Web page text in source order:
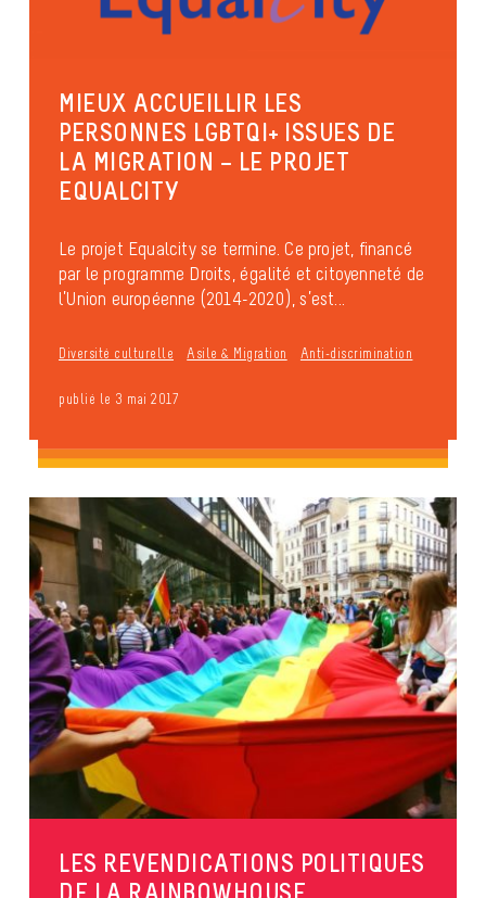
MIEUX ACCUEILLIR LES
PERSONNES LGBTQI+ ISSUES DE
LA MIGRATION – LE PROJET
EQUALCITY
Le projet Equalcity se termine. Ce projet, financé
par le programme Droits, égalité et citoyenneté de
l’Union européenne (2014-2020), s’est...
Diversité culturelle Asile & Migration Anti-discrimination
publié le 3 mai 2017
LES REVENDICATIONS POLITIQUES
DE LA RAINBOWHOUSE